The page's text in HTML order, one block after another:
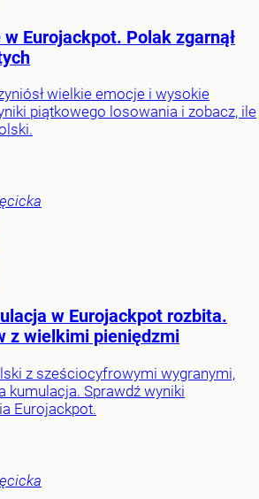
Eurojackpot. Polak zgarnął
wielkie emocje i wysokie
piątkowego losowania i zobacz, ile
w Eurojackpot rozbita.
z wielkimi pieniędzmi
z sześciocyfrowymi wygranymi,
kumulacja. Sprawdź wyniki
Eurojackpot.